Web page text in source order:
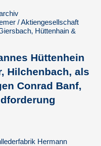
Witwe Johannes
und Hermann
als
Witwe Johannes
und Hermann
als
ge...
Witwe Johannes
und Hermann
Witwe Johannes
/ Aktiengesellschaft
Hüttenhain &
Hüttenhein
Hilchenbach, als
Conrad Banf,
Hermann